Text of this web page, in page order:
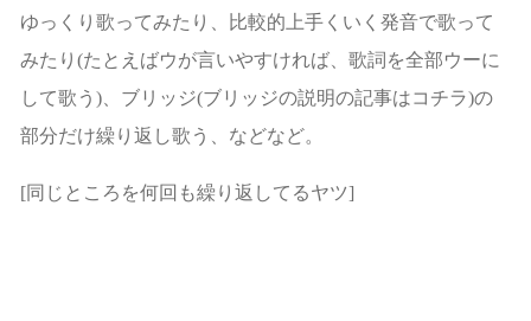
ゆっくり歌ってみたり、比較的上手くいく発音で歌って
みたり(たとえばウが言いやすければ、歌詞を全部ウーに
して歌う)、ブリッジ(ブリッジの説明の記事はコチラ)の
部分だけ繰り返し歌う、などなど。
[同じところを何回も繰り返してるヤツ]